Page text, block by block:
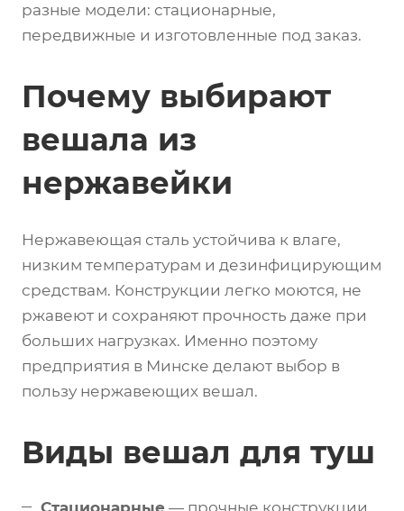
разные модели: стационарные,
передвижные и изготовленные под заказ.
Почему выбирают
вешала из
нержавейки
Нержавеющая сталь устойчива к влаге,
низким температурам и дезинфицирующим
средствам. Конструкции легко моются, не
ржавеют и сохраняют прочность даже при
больших нагрузках. Именно поэтому
предприятия в Минске делают выбор в
пользу нержавеющих вешал.
Виды вешал для туш
Стационарные — прочные конструкции